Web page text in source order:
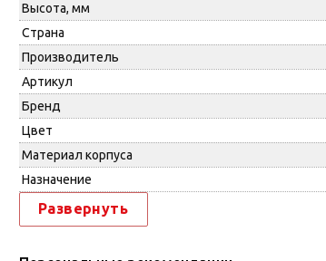
Высота, мм
Страна
Производитель
Артикул
Бренд
Цвет
Материал корпуса
Назначение
Развернуть